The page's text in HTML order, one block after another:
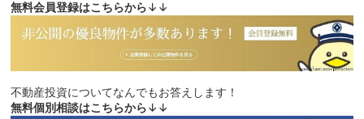
無料会員登録はこちらから↓↓
不動産投資についてなんでもお答えします！
無料個別相談はこちらから↓↓